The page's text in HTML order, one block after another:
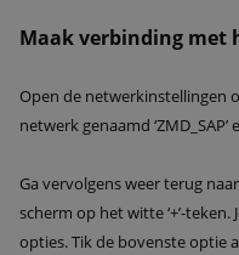
Maak verbinding met
Open de netwerkinstellingen
netwerk genaamd
Ga vervolgens weer terug
scherm op het witte ‘+’-
opties. Tik de bovenste optie